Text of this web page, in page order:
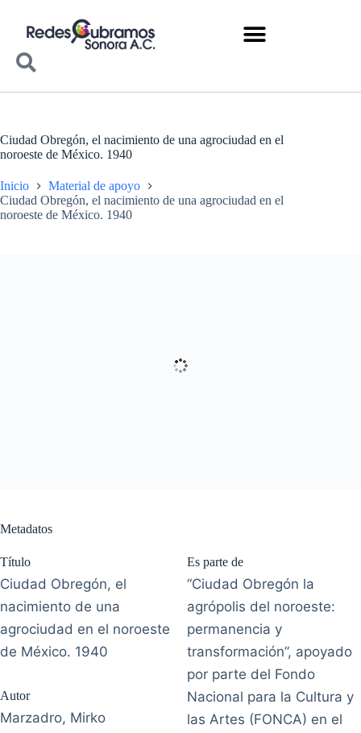
Ciudad Obregón, el nacimiento de una agrociudad en el
noroeste de México. 1940
Inicio
Material de apoyo
Ciudad Obregón, el nacimiento de una agrociudad en el
noroeste de México. 1940
Metadatos
Título
Ciudad Obregón, el
nacimiento de una
agrociudad en el noroeste
de México. 1940
Autor
Marzadro, Mirko
Es parte de
“Ciudad Obregón la
agrópolis del noroeste:
permanencia y
transformación”, apoyado
por parte del Fondo
Nacional para la Cultura y
las Artes (FONCA) en el